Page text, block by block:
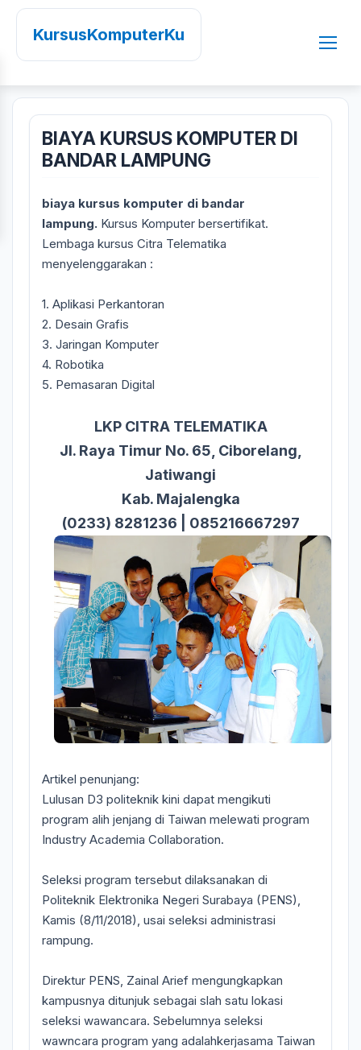
KursusKomputerKu
BIAYA KURSUS KOMPUTER DI
BANDAR LAMPUNG
biaya kursus komputer di bandar
lampung. Kursus Komputer bersertifikat.
Lembaga kursus Citra Telematika
menyelenggarakan :
1. Aplikasi Perkantoran
2. Desain Grafis
3. Jaringan Komputer
4. Robotika
5. Pemasaran Digital
LKP CITRA TELEMATIKA
Jl. Raya Timur No. 65, Ciborelang,
Jatiwangi
Kab. Majalengka
(0233) 8281236 | 085216667297
Artikel penunjang:
Lulusan D3 politeknik kini dapat mengikuti
program alih jenjang di Taiwan melewati program
Industry Academia Collaboration.
Seleksi program tersebut dilaksanakan di
Politeknik Elektronika Negeri Surabaya (PENS),
Kamis (8/11/2018), usai seleksi administrasi
rampung.
Direktur PENS, Zainal Arief mengungkapkan
kampusnya ditunjuk sebagai slah satu lokasi
seleksi wawancara. Sebelumnya seleksi
wawncara program yang adalahkerjasama Taiwan